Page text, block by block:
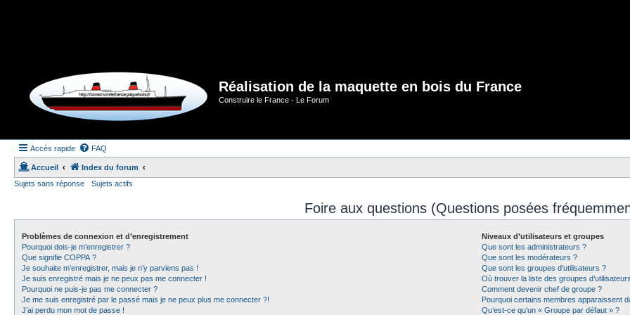
Réalisation de la maquette en bois du France
Construire le France - Le Forum
Accès rapide FAQ
Accueil
Index du forum
Sujets sans réponse
Sujets actifs
Foire aux questions (Questions posées
Problèmes de connexion et d’enregistrement
Pourquoi dois-je m’enregistrer ?
Que signifie COPPA ?
Je souhaite m’enregistrer, mais je n’y parviens pas !
Je suis enregistré mais je ne peux pas me connecter !
Pourquoi ne puis-je pas me connecter ?
Je me suis enregistré par le passé mais je ne peux plus me connecter ?!
J’ai perdu mon mot de passe !
Niveaux d’utilisateurs et groupes
Que sont les administrateurs ?
Que sont les modérateurs ?
Que sont les groupes d’utilisateurs ?
Où trouver la liste des groupes
Comment devenir chef de groupe ?
Pourquoi certains membres apparaissent
Qu’est-ce qu’un « Groupe par défaut » ?